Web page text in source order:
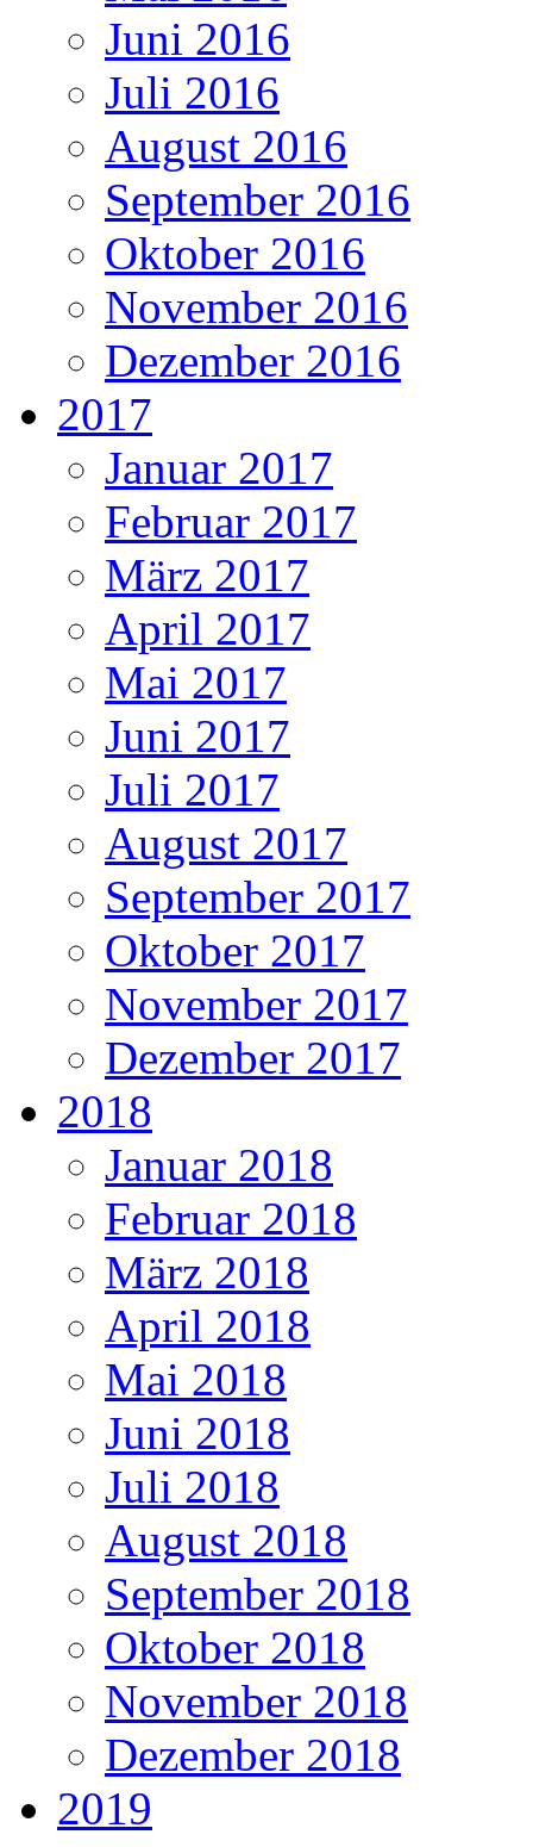
Juni 2016
Juli 2016
August 2016
September 2016
Oktober 2016
November 2016
Dezember 2016
2017
Januar 2017
Februar 2017
März 2017
April 2017
Mai 2017
Juni 2017
Juli 2017
August 2017
September 2017
Oktober 2017
November 2017
Dezember 2017
2018
Januar 2018
Februar 2018
März 2018
April 2018
Mai 2018
Juni 2018
Juli 2018
August 2018
September 2018
Oktober 2018
November 2018
Dezember 2018
2019